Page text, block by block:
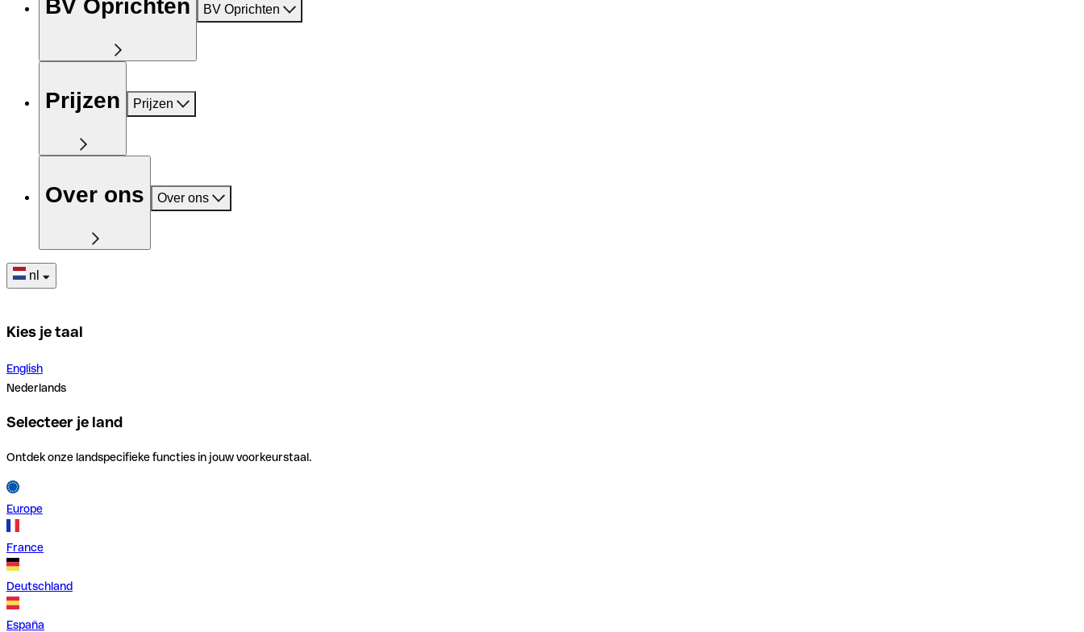
BV Oprichten BV Oprichten
Prijzen Prijzen
Over ons Over ons
nl
Kies je taal
English
Nederlands
Selecteer je land
Ontdek onze landspecifieke functies in jouw voorkeurstaal.
Europe
France
Deutschland
España